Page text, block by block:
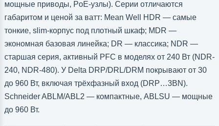
мощные приводы, PoE-узлы). Серии отличаются
габаритом и ценой за ватт: Mean Well HDR — самые
тонкие, slim-корпус под плотный шкаф; MDR —
экономная базовая линейка; DR — классика; NDR —
старшая серия, активный PFC в моделях от 240 Вт (NDR-
240, NDR-480). У Delta DRP/DRL/DRM покрывают от 30
до 960 Вт, включая трёхфазный вход (DRP…3BN).
Schneider ABLM/ABL2 — компактные, ABLSU — мощные
до 960 Вт.